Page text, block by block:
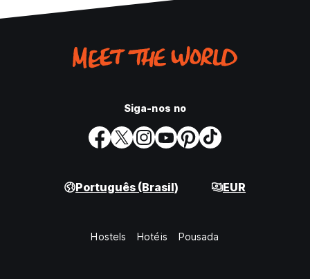
Siga-nos no
Português (Brasil) EUR
Hostels Hotéis Pousada